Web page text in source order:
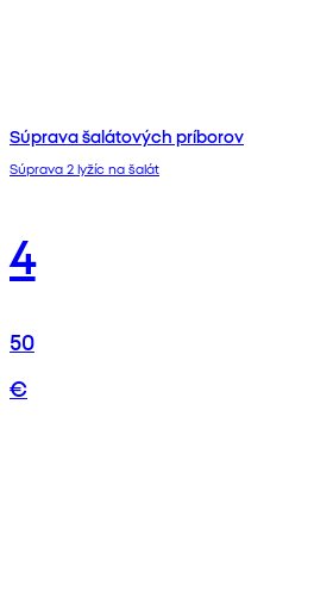
Súprava šalátových príborov
Súprava 2 lyžíc na šalát
4
50
€